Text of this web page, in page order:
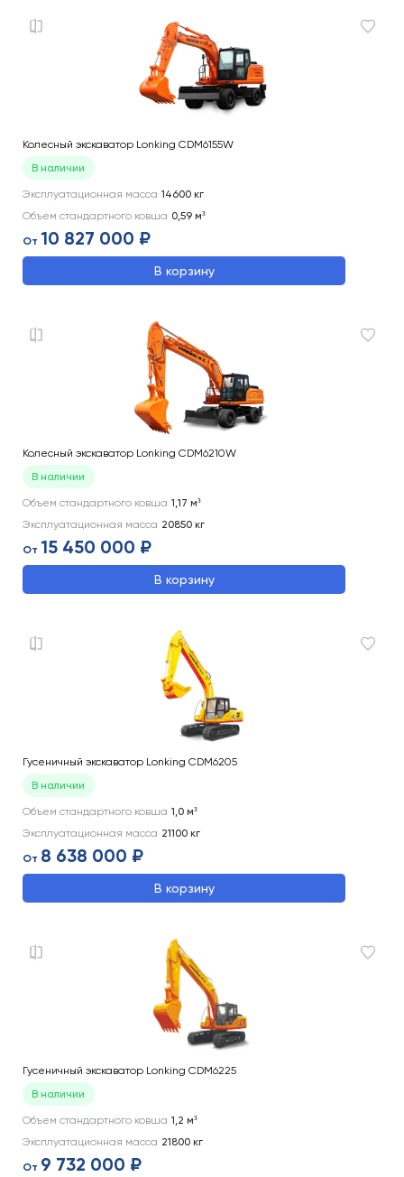
Колесный экскаватор Lonking CDM6155W
В наличии
Эксплуатационная масса 14600 кг
Объем стандартного ковша 0,59 м³
От 10 827 000 ₽
В корзину
Колесный экскаватор Lonking CDM6210W
В наличии
Объем стандартного ковша 1,17 м³
Эксплуатационная масса 20850 кг
От 15 450 000 ₽
В корзину
Гусеничный экскаватор Lonking CDM6205
В наличии
Объем стандартного ковша 1,0 м³
Эксплуатационная масса 21100 кг
От 8 638 000 ₽
В корзину
Гусеничный экскаватор Lonking CDM6225
В наличии
Объем стандартного ковша 1,2 м³
Эксплуатационная масса 21800 кг
От 9 732 000 ₽